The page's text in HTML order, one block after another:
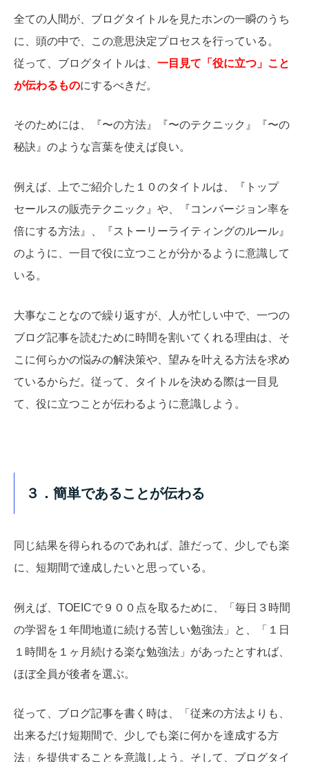
全ての人間が、ブログタイトルを見たホンの一瞬のうち
に、頭の中で、この意思決定プロセスを行っている。
従って、ブログタイトルは、 一目見て「役に立つ」こと
が伝わるものにするべきだ。
そのためには、『〜の方法』『〜のテクニック』『〜の
秘訣』のような言葉を使えば良い。
例えば、上でご紹介した１０のタイトルは、『トップ
セールスの販売テクニック』や、『コンバージョン率を
倍にする方法』、『ストーリーライティングのルール』
のように、一目で役に立つことが分かるように意識して
いる。
大事なことなので繰り返すが、人が忙しい中で、一つの
ブログ記事を読むために時間を割いてくれる理由は、そ
こに何らかの悩みの解決策や、望みを叶える方法を求め
ているからだ。従って、タイトルを決める際は一目見
て、役に立つことが伝わるように意識しよう。
３．簡単であることが伝わる
同じ結果を得られるのであれば、誰だって、少しでも楽
に、短期間で達成したいと思っている。
例えば、TOEICで９００点を取るために、「毎日３時間
の学習を１年間地道に続ける苦しい勉強法」と、「１日
１時間を１ヶ月続ける楽な勉強法」があったとすれば、
ほぼ全員が後者を選ぶ。
従って、ブログ記事を書く時は、「従来の方法よりも、
出来るだけ短期間で、少しでも楽に何かを達成する方
法」を提供することを意識しよう。そして、ブログタイ